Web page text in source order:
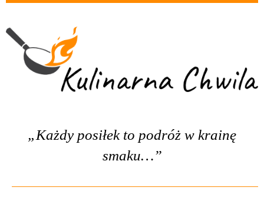
„Każdy posiłek to podróż w krainę
smaku…”